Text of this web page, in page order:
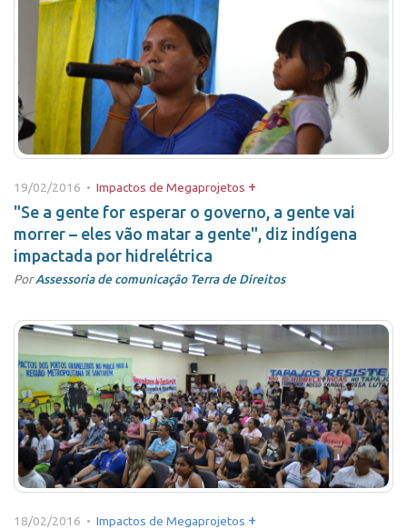
19/02/2016 • Impactos de Megaprojetos +
"Se a gente for esperar o governo, a gente vai
morrer – eles vão matar a gente", diz indígena
impactada por hidrelétrica
PorAssessoria de comunicação Terra de Direitos
18/02/2016 • Impactos de Megaprojetos +